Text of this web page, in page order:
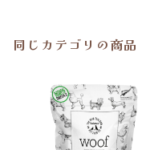
同じカテゴリの商品